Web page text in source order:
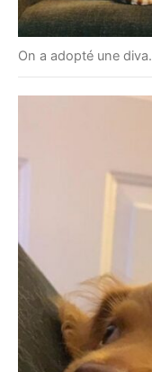
On a adopté une diva.